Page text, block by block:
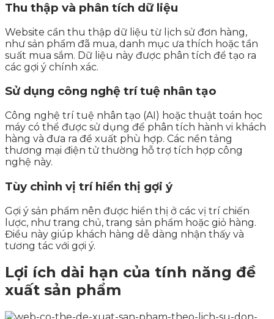
Thu thập và phân tích dữ liệu
Website cần thu thập dữ liệu từ lịch sử đơn hàng,
như sản phẩm đã mua, danh mục ưa thích hoặc tần
suất mua sắm. Dữ liệu này được phân tích để tạo ra
các gợi ý chính xác.
Sử dụng công nghệ trí tuệ nhân tạo
Công nghệ trí tuệ nhân tạo (AI) hoặc thuật toán học
máy có thể được sử dụng để phân tích hành vi khách
hàng và đưa ra đề xuất phù hợp. Các nền tảng
thương mại điện tử thường hỗ trợ tích hợp công
nghệ này.
Tùy chỉnh vị trí hiển thị gợi ý
Gợi ý sản phẩm nên được hiển thị ở các vị trí chiến
lược, như trang chủ, trang sản phẩm hoặc giỏ hàng.
Điều này giúp khách hàng dễ dàng nhận thấy và
tương tác với gợi ý.
Lợi ích dài hạn của tính năng đề
xuất sản phẩm